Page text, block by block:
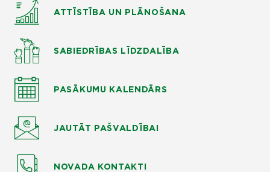
ATTĪSTĪBA UN PLĀNOŠANA
SABIEDRĪBAS LĪDZDALĪBA
PASĀKUMU KALENDĀRS
JAUTĀT PAŠVALDĪBAI
NOVADA KONTAKTI